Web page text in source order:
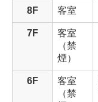
8F 客室
7F
客室
（禁
煙）
6F
客室
（禁